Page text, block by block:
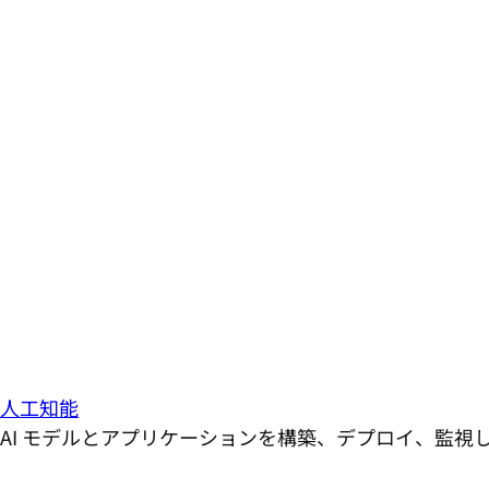
人工知能
AI モデルとアプリケーションを構築、デプロイ、監視